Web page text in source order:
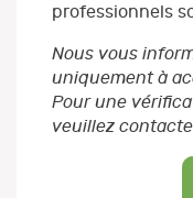
professionnels
Nous vous
uniquement à
Pour une
veuillez